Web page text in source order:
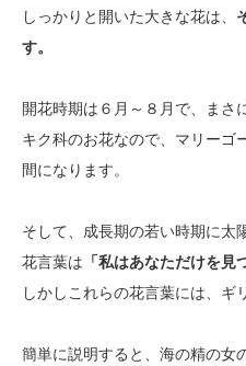
しっかりと開いた大きな花は、
す。
開花時期は６月～８月で、まさ
キク科のお花なので、マリーゴ
間になります。
そして、成長期の若い時期に太
花言葉は 「私はあなただけを見
しかしこれらの花言葉には、ギ
簡単に説明すると、海の精の女